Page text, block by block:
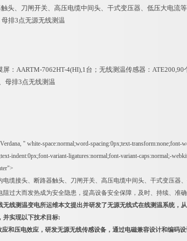
、刀闸开关、高压电缆中间头、干式变压器、低压大电流等
排3点无源无线测温
AARTM-7062HT-4(HI),1台；无线测温传感器：ATE200,90
排3点无线测温
" white-space:normal;word-spacing:0px;text-transform:none;font-
indent:0px;font-variant-ligatures:normal;font-variant-caps:normal;-
接头、断路器触头、刀闸开关、高压电缆中间头、干式变压器
过大而发热成为安全隐患，提高设备安全保障，及时、持续、准
无线测温变电所运维本文提出并研发了无源无线式在线测温系统，
并实现以下技术目标:
和压电效应，研发无源无线传感设备，通过电磁兼容设计和编码